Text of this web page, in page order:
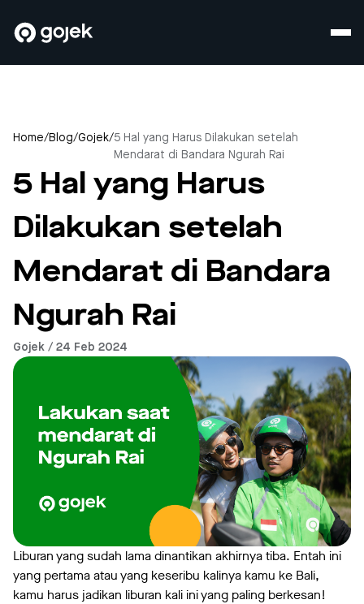
Home/Blog/Gojek/5 Hal yang Harus Dilakukan setelah
Mendarat di Bandara Ngurah Rai
5 Hal yang Harus
Dilakukan setelah
Mendarat di Bandara
Ngurah Rai
Gojek / 24 Feb 2024
Liburan yang sudah lama dinantikan akhirnya tiba. Entah ini
yang pertama atau yang keseribu kalinya kamu ke Bali,
kamu harus jadikan liburan kali ini yang paling berkesan!